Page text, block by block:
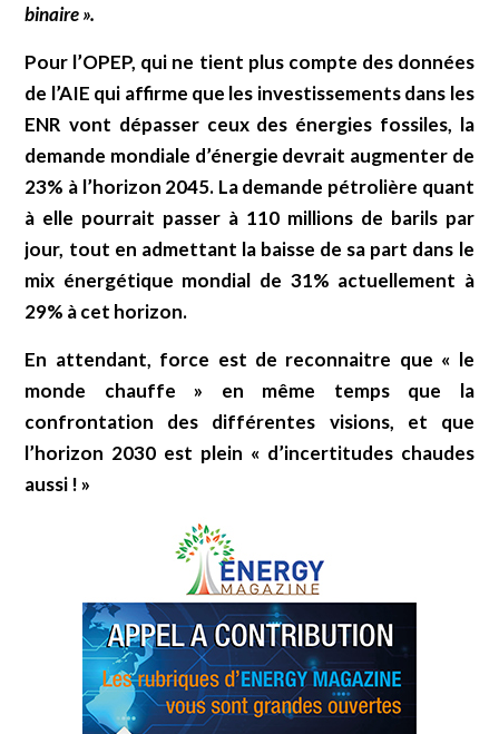
binaire ».
Pour l’OPEP, qui ne tient plus compte des données
de l’AIE qui affirme que les investissements dans les
ENR vont dépasser ceux des énergies fossiles, la
demande mondiale d’énergie devrait augmenter de
23% à l’horizon 2045. La demande pétrolière quant
à elle pourrait passer à 110 millions de barils par
jour, tout en admettant la baisse de sa part dans le
mix énergétique mondial de 31% actuellement à
29% à cet horizon.
En attendant, force est de reconnaitre que « le
monde chauffe » en même temps que la
confrontation des différentes visions, et que
l’horizon 2030 est plein « d’incertitudes chaudes
aussi ! »